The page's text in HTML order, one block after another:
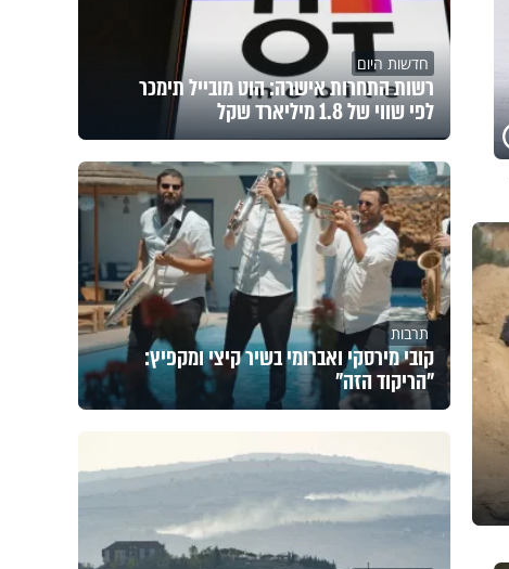
חדשות היום
רשות התחרות אישרה: הוט מובייל תימכר
לפי שווי של 1.8 מיליארד שקל
תרבות
קובי מירסקי ואברומי בשיר קיצי ומקפיץ:
"הריקוד הזה"